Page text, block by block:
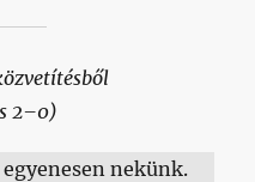
2–0)
nekünk.